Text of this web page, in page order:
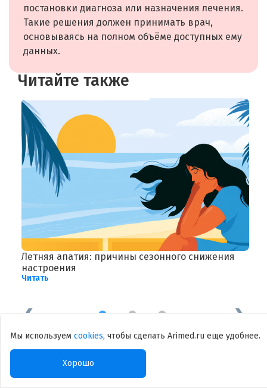
постановки диагноза или назначения лечения.
Такие решения должен принимать врач,
основываясь на полном объёме доступных ему
данных.
Читайте также
Летняя апатия: причины сезонного снижения
настроения
Читать
1 2 3
Мы используем cookies, чтобы сделать Arimed.ru еще удобнее.
Хорошо